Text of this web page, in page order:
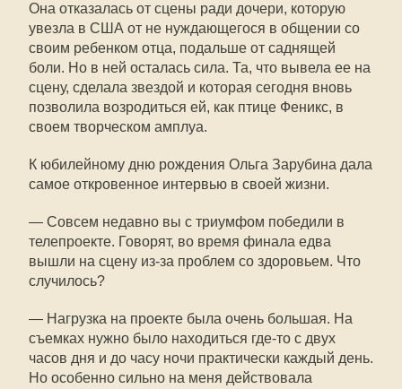
Она отказалась от сцены ради дочери, которую
увезла в США от не нуждающегося в общении со
своим ребенком отца, подальше от саднящей
боли. Но в ней осталась сила. Та, что вывела ее на
сцену, сделала звездой и которая сегодня вновь
позволила возродиться ей, как птице Феникс, в
своем творческом амплуа.
К юбилейному дню рождения Ольга Зарубина дала
самое откровенное интервью в своей жизни.
— Совсем недавно вы с триумфом победили в
телепроекте. Говорят, во время финала едва
вышли на сцену из-за проблем со здоровьем. Что
случилось?
— Нагрузка на проекте была очень большая. На
съемках нужно было находиться где-то с двух
часов дня и до часу ночи практически каждый день.
Но особенно сильно на меня действовала